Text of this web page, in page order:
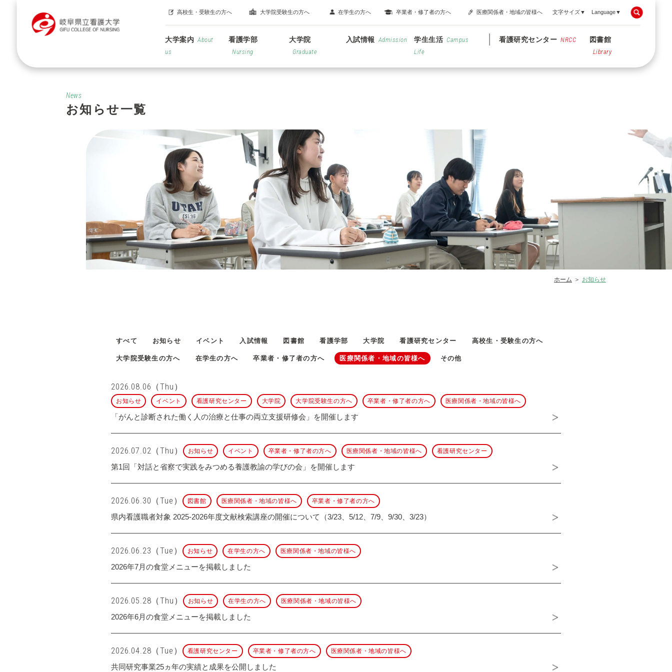
高校生・受験生の方へ 大学院受験生の方へ 在学生の方へ 卒業者・修了者の方へ 医療関係者・地域の皆様へ 文字サイズ▼ Language▼
大学案内 About
us
看護学部
Nursing
大学院
Graduate
入試情報 Admission 学生生活 Campus
Life
看護研究センター NRCC 図書館
Library
News
お知らせ一覧
ホーム お知らせ
すべて お知らせ イベント 入試情報 図書館 看護学部 大学院 看護研究センター 高校生・受験生の方へ
大学院受験生の方へ 在学生の方へ 卒業者・修了者の方へ 医療関係者・地域の皆様へ その他
2026.08.06（Thu）
お知らせ イベント 看護研究センター 大学院 大学院受験生の方へ 卒業者・修了者の方へ 医療関係者・地域の皆様へ
「がんと診断された働く人の治療と仕事の両立支援研修会」を開催します
2026.07.02（Thu） お知らせ イベント 卒業者・修了者の方へ 医療関係者・地域の皆様へ 看護研究センター
第1回「対話と省察で実践をみつめる養護教諭の学びの会」を開催します
2026.06.30（Tue） 図書館 医療関係者・地域の皆様へ 卒業者・修了者の方へ
県内看護職者対象 2025-2026年度文献検索講座の開催について（3/23、5/12、7/9、9/30、3/23）
2026.06.23（Tue） お知らせ 在学生の方へ 医療関係者・地域の皆様へ
2026年7月の食堂メニューを掲載しました
2026.05.28（Thu） お知らせ 在学生の方へ 医療関係者・地域の皆様へ
2026年6月の食堂メニューを掲載しました
2026.04.28（Tue） 看護研究センター 卒業者・修了者の方へ 医療関係者・地域の皆様へ
共同研究事業25ヵ年の実績と成果を公開しました